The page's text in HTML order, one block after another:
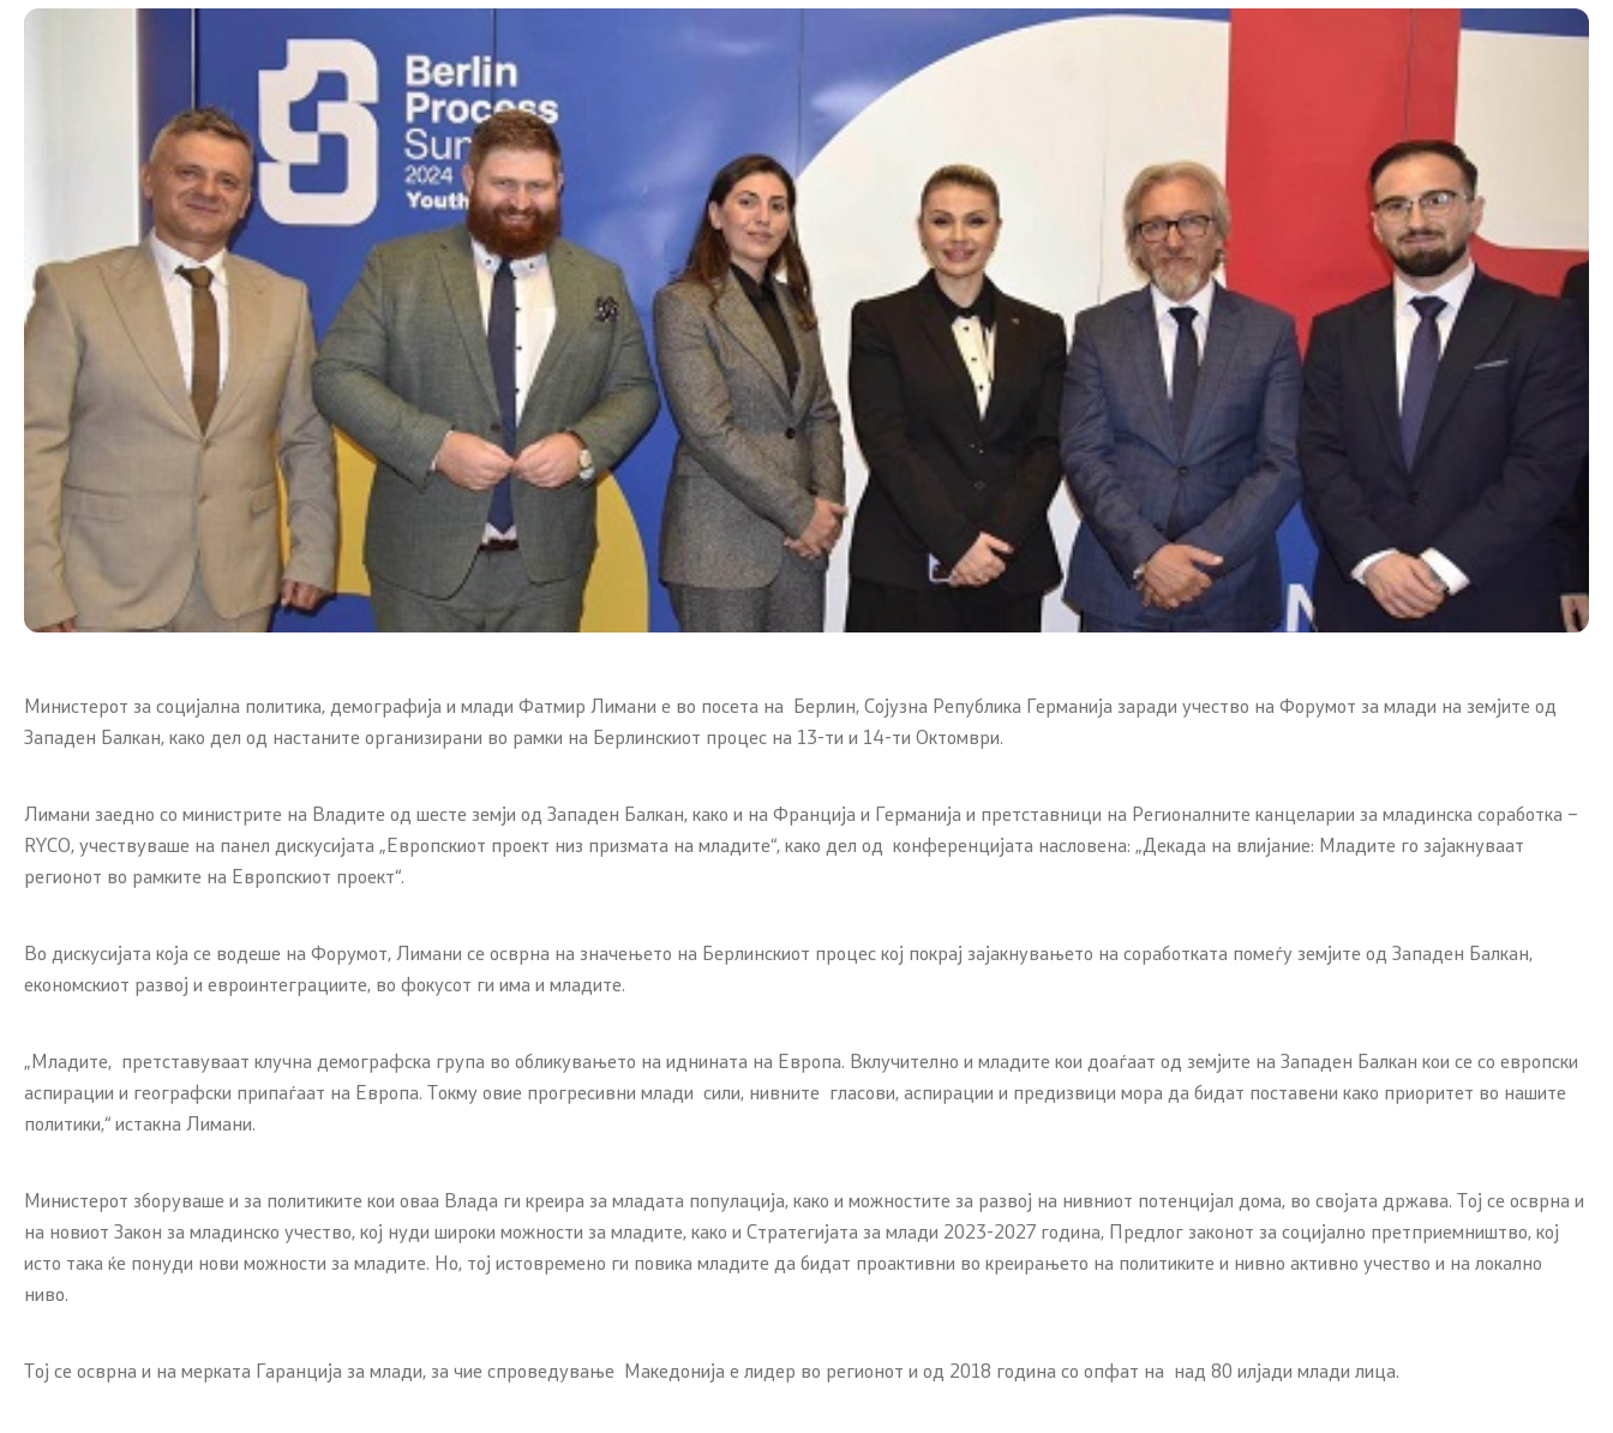
Родова еднаквост
Превенција и заштита на жени
жртви на родово базирано насилство
и семејно насилство
Недискриминација
Регулатива од областа на еднаквите
можности, недискриминацијата и од
областа на жени жртви на родово
базирано насилство и семејно
насилство
Проекти од областа на еднаквите
можности
ЧПП од областа на родовата
еднаквост
Пензиско и инвалидско осигурување
Систем на пензиското и инвалидското
осигурување на РСМ
Договори за социјално осигурување
Регистар на права и услуги од
областа на пензиското и
инвалидското осигурување
Регулатива од областа на пензиското
и инвалидското осигурување
ЧПП од областа на пензиското и
инвалидското осигурување
Закони
Подзаконски акти
Предлог закони и документи
Листа на контакти
Корисни линкови
Изјава за пристапност
Министерот за социјална политика, демографија и млади Фатмир Лимани е во посета на Берлин, Сојузна Република Германија заради учество на Форумот за млади на земјите од
Западен Балкан, како дел од настаните организирани во рамки на Берлинскиот процес на 13-ти и 14-ти Октомври.
Лимани заедно со министрите на Владите од шесте земји од Западен Балкан, како и на Франција и Германија и претставници на Регионалните канцеларии за младинска соработка –
RYCO, учествуваше на панел дискусијата „Европскиот проект низ призмата на младите“, како дел од конференцијата насловена: „Декада на влијание: Младите го зајакнуваат
регионот во рамките на Европскиот проект“.
Во дискусијата која се водеше на Форумот, Лимани се осврна на значењето на Берлинскиот процес кој покрај зајакнувањето на соработката помеѓу земјите од Западен Балкан,
економскиот развој и евроинтеграциите, во фокусот ги има и младите.
„Младите, претставуваат клучна демографска група во обликувањето на иднината на Европа. Вклучително и младите кои доаѓаат од земјите на Западен Балкан кои се со европски
аспирации и географски припаѓаат на Европа. Токму овие прогресивни млади сили, нивните гласови, аспирации и предизвици мора да бидат поставени како приоритет во нашите
политики,“ истакна Лимани.
Министерот зборуваше и за политиките кои оваа Влада ги креира за младата популација, како и можностите за развој на нивниот потенцијал дома, во својата држава. Тој се осврна и
на новиот Закон за младинско учество, кој нуди широки можности за младите, како и Стратегијата за млади 2023-2027 година, Предлог законот за социјално претприемништво, кој
исто така ќе понуди нови можности за младите. Но, тој истовремено ги повика младите да бидат проактивни во креирањето на политиките и нивно активно учество и на локално
ниво.
Тој се осврна и на мерката Гаранција за млади, за чие спроведување Македонија е лидер во регионот и од 2018 година со опфат на над 80 илјади млади лица.